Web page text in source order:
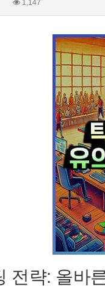
1,147
전략: 올바